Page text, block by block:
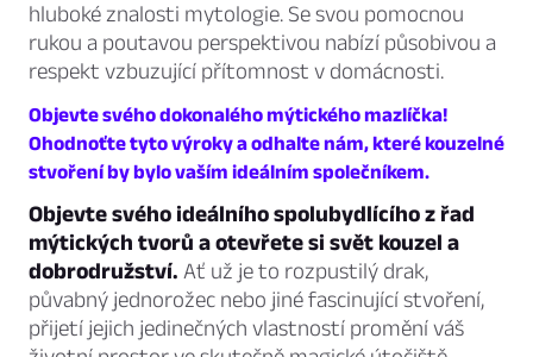
hluboké znalosti mytologie. Se svou pomocnou
rukou a poutavou perspektivou nabízí působivou a
respekt vzbuzující přítomnost v domácnosti.
Objevte svého dokonalého mýtického mazlíčka!
Ohodnoťte tyto výroky a odhalte nám, které kouzelné
stvoření by bylo vaším ideálním společníkem.
Objevte svého ideálního spolubydlícího z řad
mýtických tvorů a otevřete si svět kouzel a
dobrodružství. Ať už je to rozpustilý drak,
půvabný jednorožec nebo jiné fascinující stvoření,
přijetí jejich jedinečných vlastností promění váš